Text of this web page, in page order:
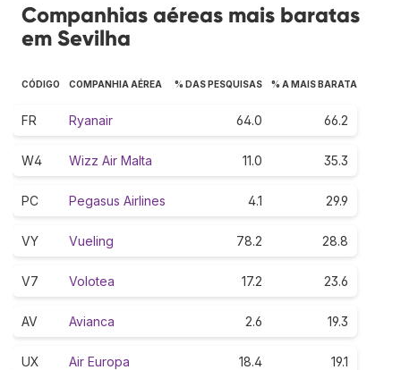
Companhias aéreas mais baratas
em Sevilha
CÓDIGO COMPANHIA AÉREA % DAS PESQUISAS % A MAIS BARATA
FR Ryanair 64.0 66.2
W4 Wizz Air Malta 11.0 35.3
PC Pegasus Airlines 4.1 29.9
VY Vueling 78.2 28.8
V7 Volotea 17.2 23.6
AV Avianca 2.6 19.3
UX Air Europa 18.4 19.1